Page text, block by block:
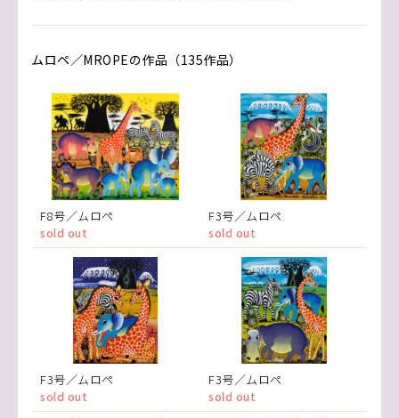
ムロペ／MROPEの作品（135作品）
F8号／ムロペ
sold out
F3号／ムロペ
sold out
F3号／ムロペ
sold out
F3号／ムロペ
sold out